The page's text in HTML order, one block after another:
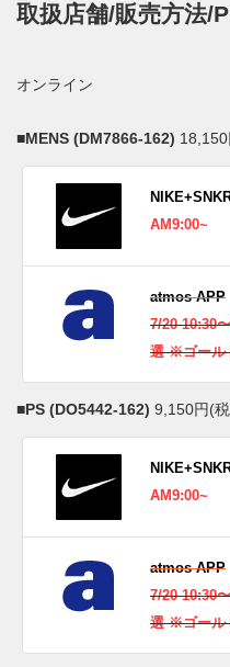
ルはヴィンテージ調のセイ
2022年に発売予定との噂。
海外では2022年7月21日に
UPDATE
日本国内では2022年7月21
が入り次第、スニーカーウ
(pic.
取扱店舗/販売方法/
オンライン
■MENS (DM7866-162)
AM9:00~
atmos APP
7/20 10:30
選 ※ゴール
■PS (DO5442-162) 9,150円(
AM9:00~
atmos APP
7/20 10:30
選 ※ゴール